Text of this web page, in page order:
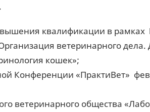
квалификации в рамках
ветеринарного дела.
кошек»;
Конференции «ПрактиВет»
ветеринарного общества